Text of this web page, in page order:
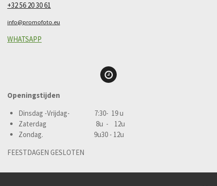
+32 56 20 30 61
info@promofoto.eu
WHATSAPP
Openingstijden
Dinsdag -Vrijdag- 7:30- 19 u
Zaterdag 8u - 12u
Zondag. 9u30 - 12u
FEESTDAGEN GESLOTEN